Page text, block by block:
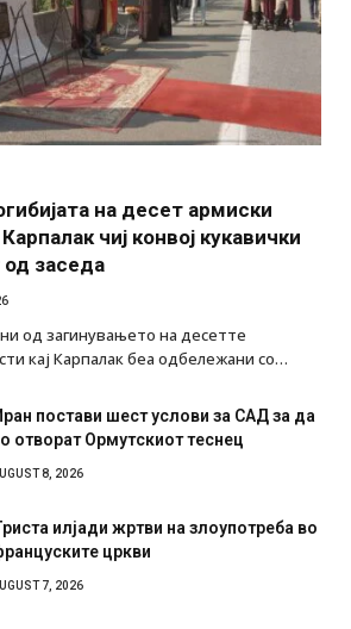
на десет армиски
чиј конвој кукавички
заседа
од загинувањето на десетте
кај Карпалак беа одбележани со…
постави шест услови за САД за да
отворат Ормутскиот теснец
8, 2026
илјади жртви на злоупотреба во
цркви
7, 2026